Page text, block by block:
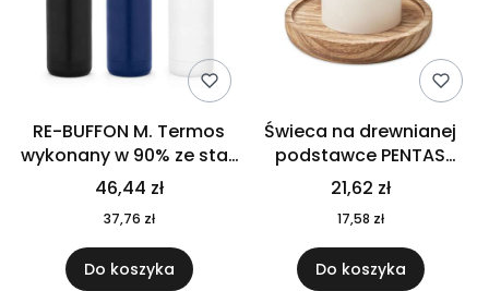
RE-BUFFON M. Termos
wykonany w 90% ze stali
nierdzewnej
pochodzącej z
recyklingu 520 ml 94294
46,44 zł
37,76 zł
Do koszyka
Świeca na drewnianej
podstawce PENTAS
MO6282-40
21,62 zł
17,58 zł
Do koszyka